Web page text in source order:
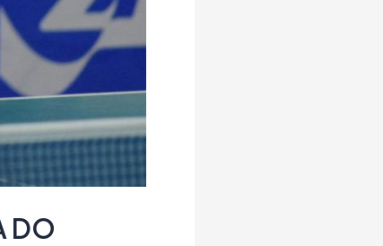
DO